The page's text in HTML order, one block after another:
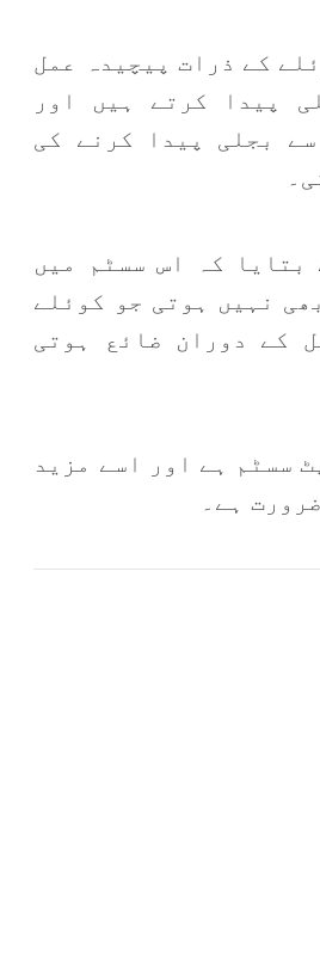
کے ذرات پیچیدہ عمل
پیدا کرتے ہیں اور
بجلی پیدا کرنے کی
بتایا کہ اس سسٹم میں
نہیں ہوتی جو کوئلے
کے دوران ضائع ہوتی
سسٹم ہے اور اسے مزید
ہے۔